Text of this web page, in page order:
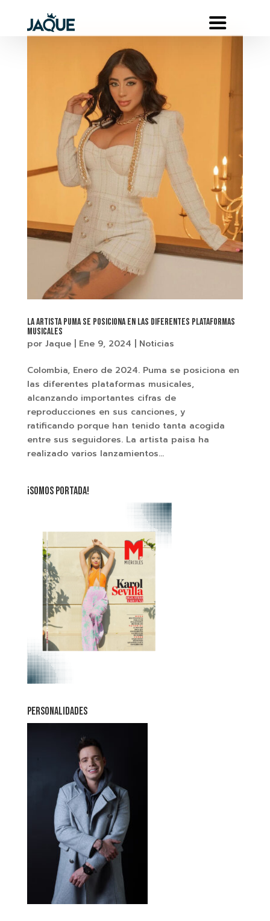
La artista Puma se posiciona en las diferentes plataformas
musicales
por Jaque| Ene 9, 2024 | Noticias
Colombia, Enero de 2024. Puma se posiciona en
las diferentes plataformas musicales,
alcanzando importantes cifras de
reproducciones en sus canciones, y
ratificando porque han tenido tanta acogida
entre sus seguidores. La artista paisa ha
realizado varios lanzamientos...
¡SOMOS PORTADA!
PERSONALIDADES